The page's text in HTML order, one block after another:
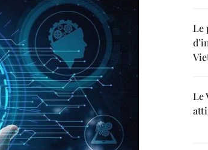
Le
Le